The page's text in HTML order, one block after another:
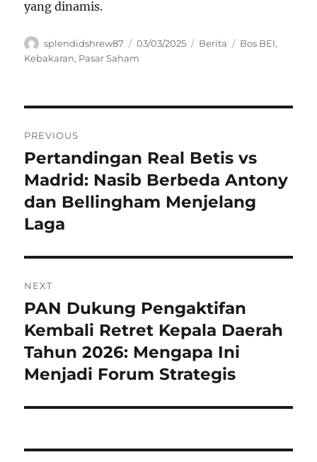
yang dinamis.
Author
splendidshrew87
Posted
on
03/03/2025 Categories
Berita Tags
Bos BEI,
Kebakaran, Pasar Saham
pos
PREVIOUS
Previous
post:
Pertandingan Real Betis vs
Madrid: Nasib Berbeda Antony
dan Bellingham Menjelang
Laga
NEXT
Next
post:
PAN Dukung Pengaktifan
Kembali Retret Kepala Daerah
Tahun 2026: Mengapa Ini
Menjadi Forum Strategis